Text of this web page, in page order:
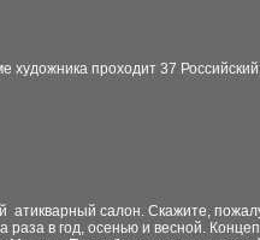
художника проходит 37
атикварный салон. Скажите,
раза в год, осенью и весной.